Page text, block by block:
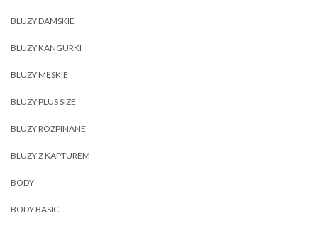
BLUZY DAMSKIE
BLUZY KANGURKI
BLUZY MĘSKIE
BLUZY PLUS SIZE
BLUZY ROZPINANE
BLUZY Z KAPTUREM
BODY
BODY BASIC